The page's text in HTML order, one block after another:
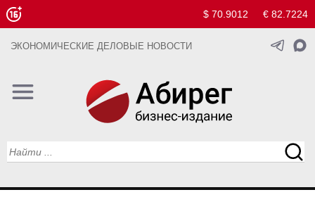
$ 70.9012 € 82.7224
ЭКОНОМИЧЕСКИЕ ДЕЛОВЫЕ НОВОСТИ